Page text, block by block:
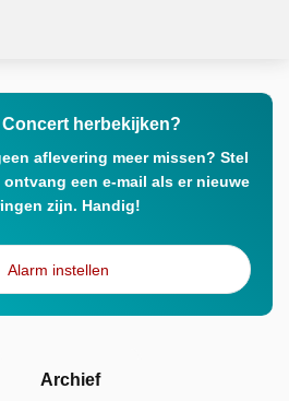
herbekijken?
aflevering meer missen? Stel
een e-mail als er nieuwe
zijn. Handig!
Alarm instellen
Archief